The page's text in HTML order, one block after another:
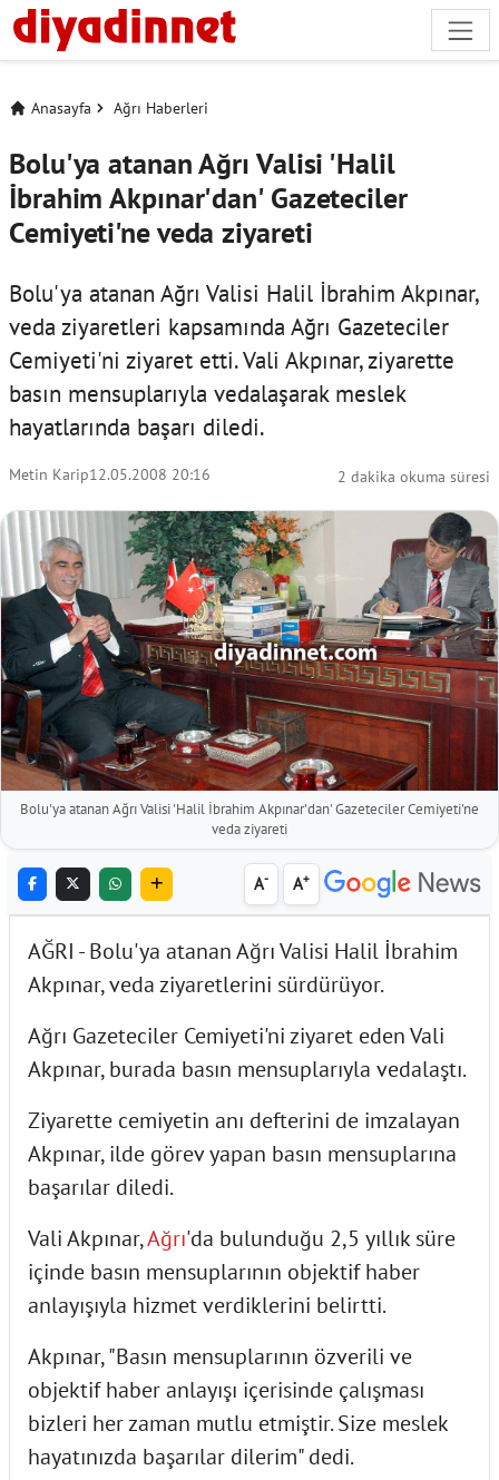
Anasayfa Ağrı Haberleri
Bolu'ya atanan Ağrı Valisi 'Halil
İbrahim Akpınar'dan' Gazeteciler
Cemiyeti'ne veda ziyareti
Bolu'ya atanan Ağrı Valisi Halil İbrahim Akpınar,
veda ziyaretleri kapsamında Ağrı Gazeteciler
Cemiyeti'ni ziyaret etti. Vali Akpınar, ziyarette
basın mensuplarıyla vedalaşarak meslek
hayatlarında başarı diledi.
Metin Karip12.05.2008 20:16 2 dakika okuma süresi
Bolu'ya atanan Ağrı Valisi 'Halil İbrahim Akpınar'dan' Gazeteciler Cemiyeti'ne
veda ziyareti
A- A+
AĞRI - Bolu'ya atanan Ağrı Valisi Halil İbrahim
Akpınar, veda ziyaretlerini sürdürüyor.
Ağrı Gazeteciler Cemiyeti'ni ziyaret eden Vali
Akpınar, burada basın mensuplarıyla vedalaştı.
Ziyarette cemiyetin anı defterini de imzalayan
Akpınar, ilde görev yapan basın mensuplarına
başarılar diledi.
Vali Akpınar,Ağrı'da bulunduğu 2,5 yıllık süre
içinde basın mensuplarının objektif haber
anlayışıyla hizmet verdiklerini belirtti.
Akpınar, "Basın mensuplarının özverili ve
objektif haber anlayışı içerisinde çalışması
bizleri her zaman mutlu etmiştir. Size meslek
hayatınızda başarılar dilerim" dedi.